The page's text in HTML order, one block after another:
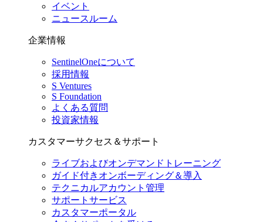
イベント
ニュースルーム
企業情報
SentinelOneについて
採用情報
S Ventures
S Foundation
よくある質問
投資家情報
カスタマーサクセス＆サポート
ライブおよびオンデマンドトレーニング
ガイド付きオンボーディング＆導入
テクニカルアカウント管理
サポートサービス
カスタマーポータル